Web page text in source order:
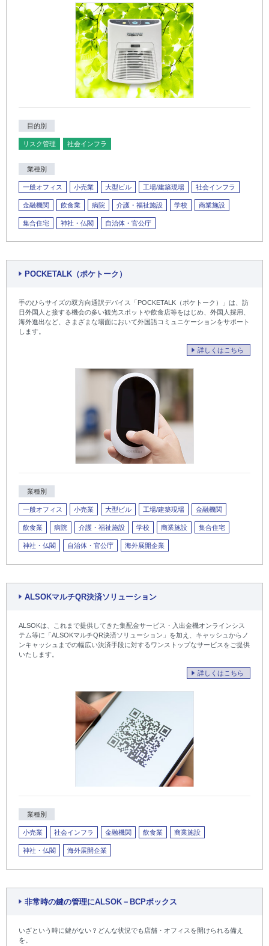
目的別
リスク管理 社会インフラ
業種別
一般オフィス 小売業 大型ビル 工場/建築現場 社会インフラ
金融機関 飲食業 病院 介護・福祉施設 学校 商業施設
集合住宅 神社・仏閣 自治体・官公庁
POCKETALK（ポケトーク）
手のひらサイズの双方向通訳デバイス「POCKETALK（ポケトーク）」は、訪
日外国人と接する機会の多い観光スポットや飲食店等をはじめ、外国人採用、
海外進出など、さまざまな場面において外国語コミュニケーションをサポート
します。
詳しくはこちら
業種別
一般オフィス 小売業 大型ビル 工場/建築現場 金融機関
飲食業 病院 介護・福祉施設 学校 商業施設 集合住宅
神社・仏閣 自治体・官公庁 海外展開企業
ALSOKマルチQR決済ソリューション
ALSOKは、これまで提供してきた集配金サービス・入出金機オンラインシス
テム等に「ALSOKマルチQR決済ソリューション」を加え、キャッシュからノ
ンキャッシュまでの幅広い決済手段に対するワンストップなサービスをご提供
いたします。
詳しくはこちら
業種別
小売業 社会インフラ 金融機関 飲食業 商業施設
神社・仏閣 海外展開企業
非常時の鍵の管理にALSOK－BCPボックス
いざという時に鍵がない？どんな状況でも店舗・オフィスを開けられる備え
を。